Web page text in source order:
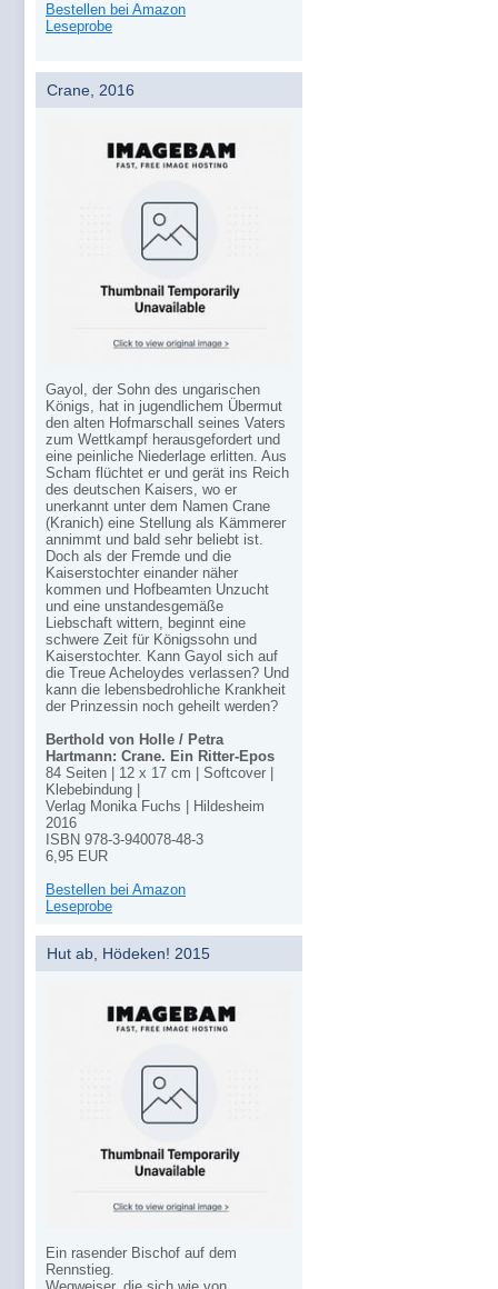
Bestellen bei Amazon
Leseprobe
Crane, 2016
Gayol, der Sohn des ungarischen
Königs, hat in jugendlichem Übermut
den alten Hofmarschall seines Vaters
zum Wettkampf herausgefordert und
eine peinliche Niederlage erlitten. Aus
Scham flüchtet er und gerät ins Reich
des deutschen Kaisers, wo er
unerkannt unter dem Namen Crane
(Kranich) eine Stellung als Kämmerer
annimmt und bald sehr beliebt ist.
Doch als der Fremde und die
Kaiserstochter einander näher
kommen und Hofbeamten Unzucht
und eine unstandesgemäße
Liebschaft wittern, beginnt eine
schwere Zeit für Königssohn und
Kaiserstochter. Kann Gayol sich auf
die Treue Acheloydes verlassen? Und
kann die lebensbedrohliche Krankheit
der Prinzessin noch geheilt werden?
Berthold von Holle / Petra
Hartmann: Crane. Ein Ritter-Epos
84 Seiten | 12 x 17 cm | Softcover |
Klebebindung |
Verlag Monika Fuchs | Hildesheim
2016
ISBN 978-3-940078-48-3
6,95 EUR
Bestellen bei Amazon
Leseprobe
Hut ab, Hödeken! 2015
Ein rasender Bischof auf dem
Rennstieg.